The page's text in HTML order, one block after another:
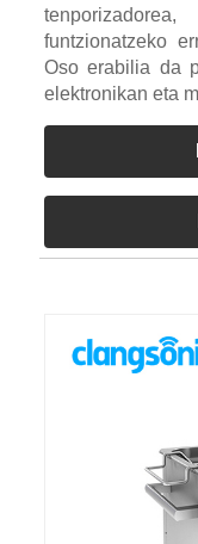
funtzionatzeko
Oso erabilia da
elektronikan eta